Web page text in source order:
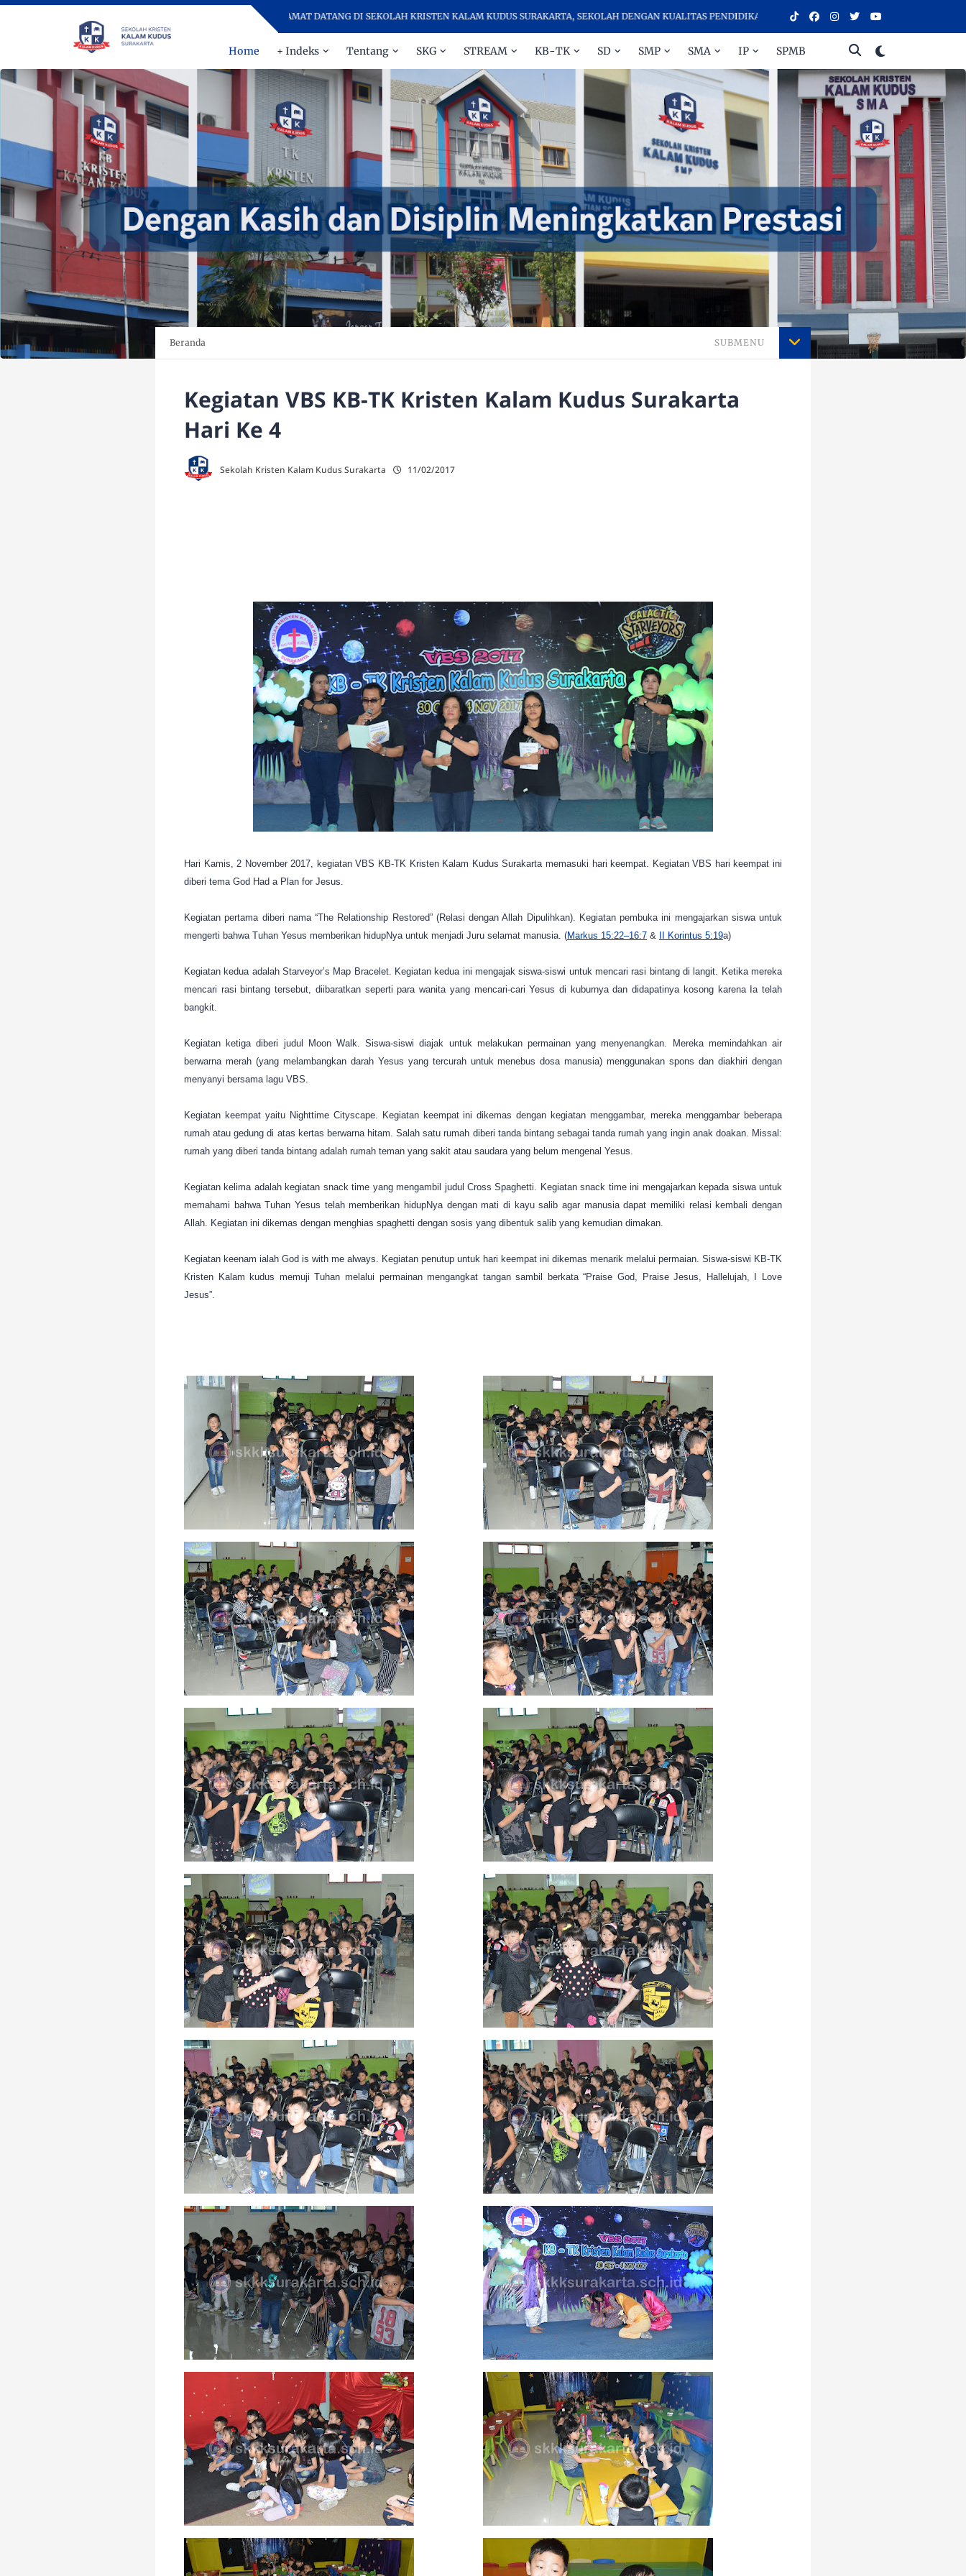
DAN DISIPLIN MENINGKATKAN PRESTASI - SELAMAT DATANG DI SEKOLAH KRISTEN KALAM KUDUS SURAKARTA, SEKOLAH DENGAN KUALITAS PENDIDIKAN TERBAIK
Home + Indeks Tentang SKG STREAM KB-TK SD SMP SMA IP SPMB
Beranda SUBMENU
Kegiatan VBS KB-TK Kristen Kalam Kudus Surakarta
Hari Ke 4
Sekolah Kristen Kalam Kudus Surakarta 11/02/2017
Hari Kamis, 2 November 2017, kegiatan VBS KB-TK Kristen Kalam Kudus Surakarta memasuki hari keempat. Kegiatan VBS hari keempat ini
diberi tema God Had a Plan for Jesus.
Kegiatan pertama diberi nama “The Relationship Restored” (Relasi dengan Allah Dipulihkan). Kegiatan pembuka ini mengajarkan siswa untuk
mengerti bahwa Tuhan Yesus memberikan hidupNya untuk menjadi Juru selamat manusia. (Markus 15:22–16:7 & II Korintus 5:19a)
Kegiatan kedua adalah Starveyor’s Map Bracelet. Kegiatan kedua ini mengajak siswa-siswi untuk mencari rasi bintang di langit. Ketika mereka
mencari rasi bintang tersebut, diibaratkan seperti para wanita yang mencari-cari Yesus di kuburnya dan didapatinya kosong karena Ia telah
bangkit.
Kegiatan ketiga diberi judul Moon Walk. Siswa-siswi diajak untuk melakukan permainan yang menyenangkan. Mereka memindahkan air
berwarna merah (yang melambangkan darah Yesus yang tercurah untuk menebus dosa manusia) menggunakan spons dan diakhiri dengan
menyanyi bersama lagu VBS.
Kegiatan keempat yaitu Nighttime Cityscape. Kegiatan keempat ini dikemas dengan kegiatan menggambar, mereka menggambar beberapa
rumah atau gedung di atas kertas berwarna hitam. Salah satu rumah diberi tanda bintang sebagai tanda rumah yang ingin anak doakan. Missal:
rumah yang diberi tanda bintang adalah rumah teman yang sakit atau saudara yang belum mengenal Yesus.
Kegiatan kelima adalah kegiatan snack time yang mengambil judul Cross Spaghetti. Kegiatan snack time ini mengajarkan kepada siswa untuk
memahami bahwa Tuhan Yesus telah memberikan hidupNya dengan mati di kayu salib agar manusia dapat memiliki relasi kembali dengan
Allah. Kegiatan ini dikemas dengan menghias spaghetti dengan sosis yang dibentuk salib yang kemudian dimakan.
Kegiatan keenam ialah God is with me always. Kegiatan penutup untuk hari keempat ini dikemas menarik melalui permaian. Siswa-siswi KB-TK
Kristen Kalam kudus memuji Tuhan melalui permainan mengangkat tangan sambil berkata “Praise God, Praise Jesus, Hallelujah, I Love
Jesus”.